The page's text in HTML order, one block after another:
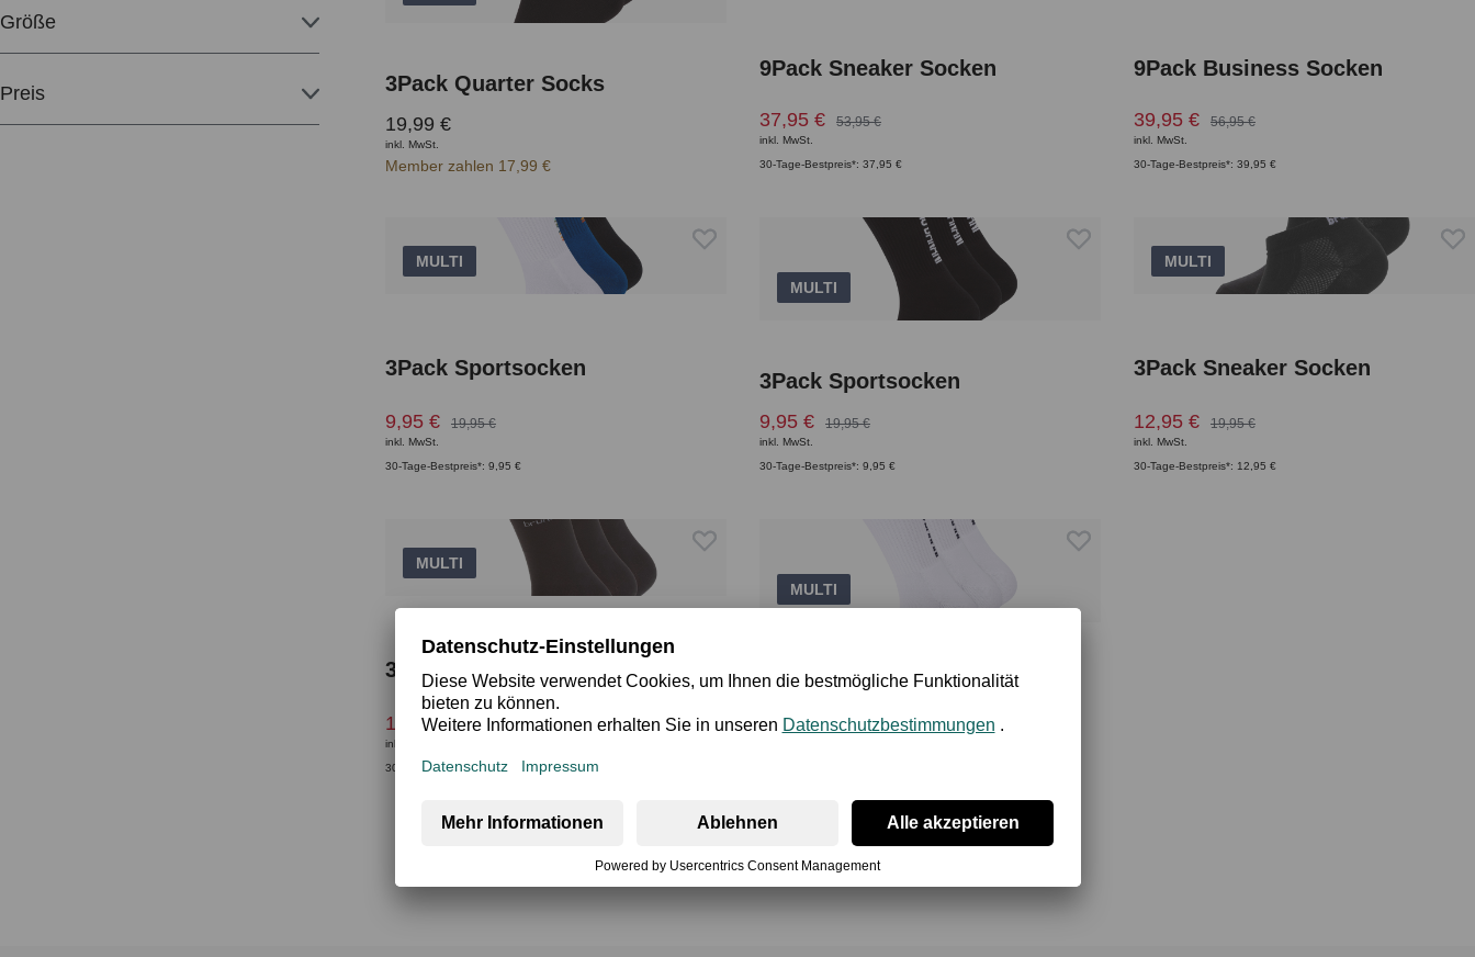
Größe
Preis 3Pack Quarter Socks
19,99 €
inkl. MwSt.
Member zahlen 17,99 €
9Pack Sneaker Socken
37,95 € 53,95 €
inkl. MwSt.
30-Tage-Bestpreis*: 37,95 €
9Pack Business Socken
39,95 € 56,95 €
inkl. MwSt.
30-Tage-Bestpreis*: 39,95 €
MULTI
3Pack Sportsocken
9,95 € 19,95 €
inkl. MwSt.
30-Tage-Bestpreis*: 9,95 €
MULTI
3Pack Sportsocken
9,95 € 19,95 €
inkl. MwSt.
30-Tage-Bestpreis*: 9,95 €
MULTI
3Pack Sneaker Socken
12,95 € 19,95 €
inkl. MwSt.
30-Tage-Bestpreis*: 12,95 €
MULTI
3Pack Business Socken
13,95 € 19,99 €
inkl. MwSt.
30-Tage-Bestpreis*: 13,95 €
MULTI
3Pack Sportsocken
9,95 € 19,95 €